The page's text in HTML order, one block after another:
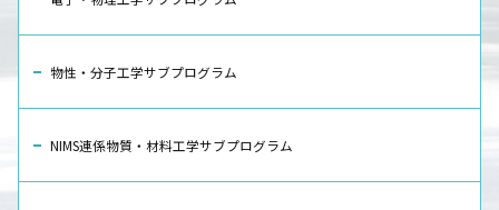
物性・分子工学サブプログラム
NIMS連係物質・材料工学サブプログラム